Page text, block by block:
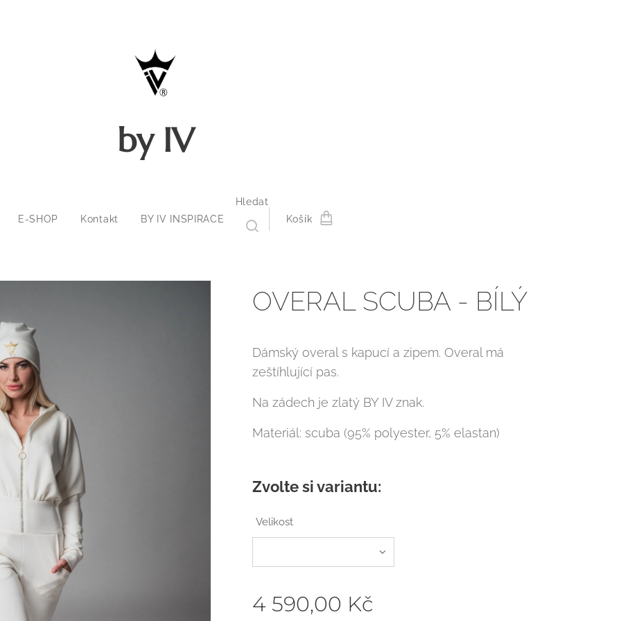
by IV
E-SHOP Kontakt BY IV INSPIRACE
Hledat
Košík
OVERAL SCUBA - BÍLÝ
Dámský overal s kapucí a zipem. Overal má
zeštíhlující pas.
Na zádech je zlatý BY IV znak.
Materiál: scuba (95% polyester, 5% elastan)
Zvolte si variantu:
Velikost
4 590,00 Kč